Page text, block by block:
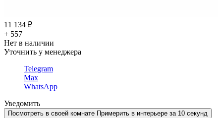
11 134 ₽
+ 557
Нет в наличии
Уточнить у менеджера
Telegram
Max
WhatsApp
Уведомить
Посмотреть в своей комнате Примерить в интерьере за 10 секунд